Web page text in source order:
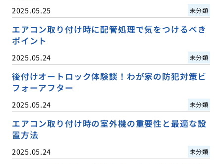
2025.05.25 未分類
エアコン取り付け時に配管処理で気をつけるべき
ポイント
2025.05.24 未分類
後付けオートロック体験談！わが家の防犯対策ビ
フォーアフター
2025.05.24 未分類
エアコン取り付け時の室外機の重要性と最適な設
置方法
2025.05.24 未分類